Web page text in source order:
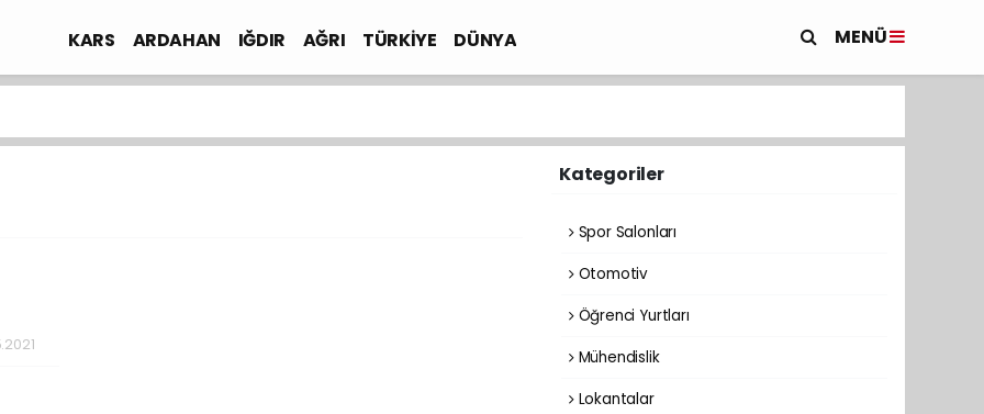
KARS ARDAHAN IĞDIR AĞRI TÜRKİYE DÜNYA MENÜ
Kategoriler
Spor Salonları
Otomotiv
Öğrenci Yurtları
Mühendislik
Lokantalar